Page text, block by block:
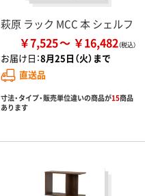
萩原 ラック MCC 本 シェルフ
￥7,525 ￥16,482
お届け日：8月25日（火）まで
直送品
寸法・タイプ・販売単位違いの商品が15商品
あります